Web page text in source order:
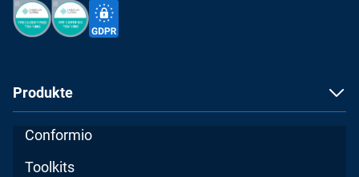
Produkte
Conformio
Toolkits